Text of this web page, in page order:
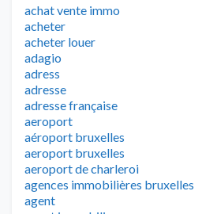
achat vente immo
acheter
acheter louer
adagio
adress
adresse
adresse française
aeroport
aéroport bruxelles
aeroport bruxelles
aeroport de charleroi
agences immobilières bruxelles
agent